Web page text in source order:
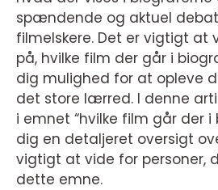
spændende og aktuel
filmelskere. Det er vigtigt
på, hvilke film der går i
dig mulighed for at opleve
det store lærred. I denne
i emnet “hvilke film går der
dig en detaljeret oversigt
vigtigt at vide for personer,
dette emne.